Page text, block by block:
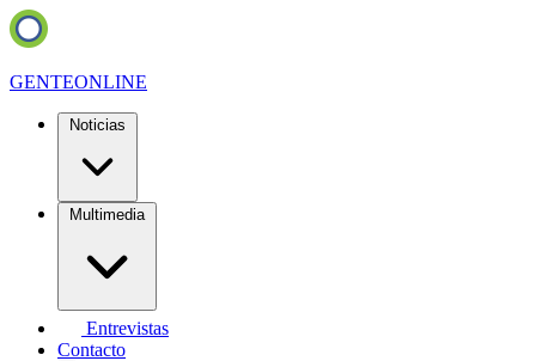
GENTEONLINE
Noticias
Multimedia
Entrevistas
Contacto